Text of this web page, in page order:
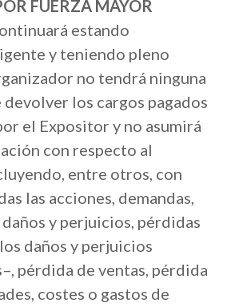
FUERZA MAYOR
estando
y teniendo pleno
no tendrá ninguna
los cargos pagados
el Expositor y no asumirá
con respecto al
entre otros, con
las acciones, demandas,
y perjuicios, pérdidas
daños y perjuicios
pérdida de ventas, pérdida
costes o gastos de